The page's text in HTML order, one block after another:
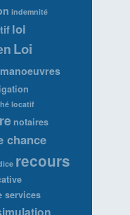
indemnité
loi
Loi
manoeuvres
locatif
notaires
chance
recours
services